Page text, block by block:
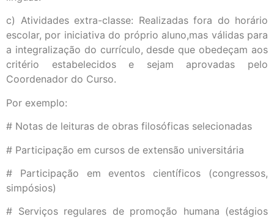
c) Atividades extra-classe: Realizadas fora do horário
escolar, por iniciativa do próprio aluno,mas válidas para
a integralização do currículo, desde que obedeçam aos
critério estabelecidos e sejam aprovadas pelo
Coordenador do Curso.
Por exemplo:
# Notas de leituras de obras filosóficas selecionadas
# Participação em cursos de extensão universitária
# Participação em eventos científicos (congressos,
simpósios)
# Serviços regulares de promoção humana (estágios